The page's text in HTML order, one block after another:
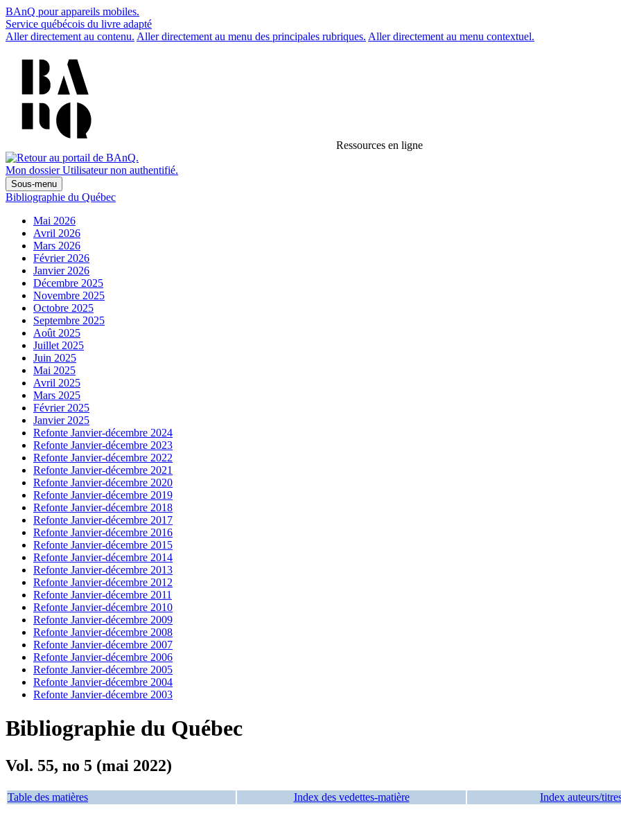
BAnQ pour appareils mobiles.
Service québécois du livre adapté
Aller directement au contenu. Aller directement au menu des principales rubriques. Aller directement au menu contextuel.
Ressources en ligne
Mon dossier Utilisateur non authentifié.
Sous-menu
Bibliographie du Québec
Mai 2026
Avril 2026
Mars 2026
Février 2026
Janvier 2026
Décembre 2025
Novembre 2025
Octobre 2025
Septembre 2025
Août 2025
Juillet 2025
Juin 2025
Mai 2025
Avril 2025
Mars 2025
Février 2025
Janvier 2025
Refonte Janvier-décembre 2024
Refonte Janvier-décembre 2023
Refonte Janvier-décembre 2022
Refonte Janvier-décembre 2021
Refonte Janvier-décembre 2020
Refonte Janvier-décembre 2019
Refonte Janvier-décembre 2018
Refonte Janvier-décembre 2017
Refonte Janvier-décembre 2016
Refonte Janvier-décembre 2015
Refonte Janvier-décembre 2014
Refonte Janvier-décembre 2013
Refonte Janvier-décembre 2012
Refonte Janvier-décembre 2011
Refonte Janvier-décembre 2010
Refonte Janvier-décembre 2009
Refonte Janvier-décembre 2008
Refonte Janvier-décembre 2007
Refonte Janvier-décembre 2006
Refonte Janvier-décembre 2005
Refonte Janvier-décembre 2004
Refonte Janvier-décembre 2003
Bibliographie du Québec
Vol. 55, no 5 (mai 2022)
Table des matières Index des vedettes-matière Index auteurs/